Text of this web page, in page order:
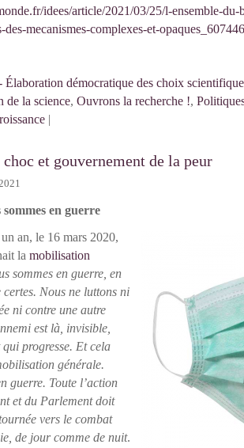
idees/article/2021/03/25/l-ensemble-du-
des-mecanismes-complexes-et-
Élaboration démocratique des choix
de la science, Ouvrons la recherche !,
|
et gouvernement de la peur
sommes en guerre
an, le 16 mars 2020,
la mobilisation
sommes en guerre, en
Nous ne luttons ni
ni contre une autre
est là, invisible,
qui progresse. Et cela
générale.
guerre. Toute l’action
et du Parlement doit
vers le combat
de jour comme de nuit.